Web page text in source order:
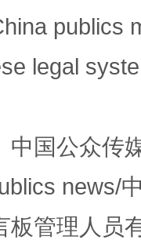
publics
legal
中国公众传
news/
板管理人员